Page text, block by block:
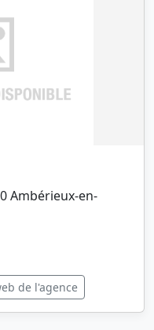
Ambérieux-en-
de l'agence